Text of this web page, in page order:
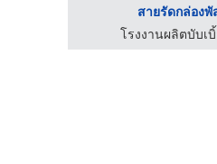
สายรัดกล่อง
โรงงานผลิตบับเ